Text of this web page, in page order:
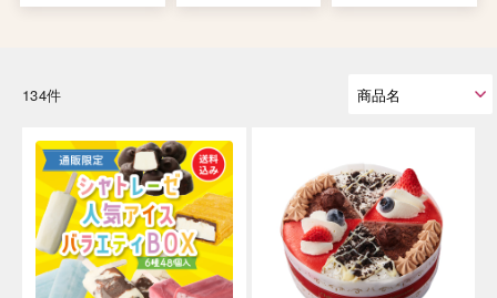
134件